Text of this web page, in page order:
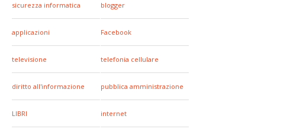
sicurezza informatica blogger
applicazioni Facebook
televisione telefonia cellulare
diritto all'informazione pubblica amministrazione
LIBRI internet